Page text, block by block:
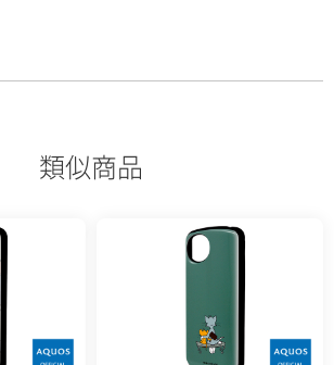
類似商品